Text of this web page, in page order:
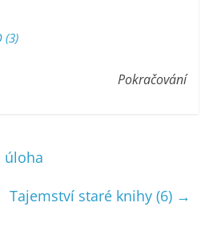
(3)
Pokračování
úloha
Tajemství staré knihy (6) →